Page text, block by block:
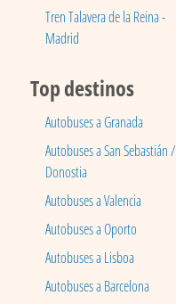
Tren Talavera de la Reina -
Madrid
Top destinos
Autobuses a Granada
Autobuses a San Sebastián /
Donostia
Autobuses a Valencia
Autobuses a Oporto
Autobuses a Lisboa
Autobuses a Barcelona